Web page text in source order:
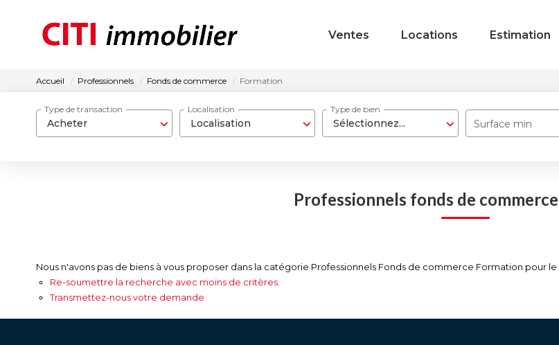
Ventes Locations Estimation
Accueil Professionnels Fonds de commerce Formation
Acheter
Type de transaction
Localisation
Localisation
Sélectionnez...
Type de bien
Surface min
Professionnels fonds de
Nous n'avons pas de biens à vous proposer dans la catégorie Professionnels Fonds de commerce Formation pour
Re-soumettre la recherche avec moins de critères.
Transmettez-nous votre demande